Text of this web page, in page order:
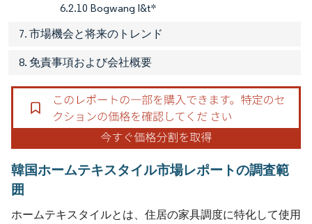
6.2.10 Bogwang I&t*
7. 市場機会と将来のトレンド
8. 免責事項および会社概要
韓国ホームテキスタイル市場レポートの調査範
囲
ホームテキスタイルとは、住居の家具調度に特化して使用